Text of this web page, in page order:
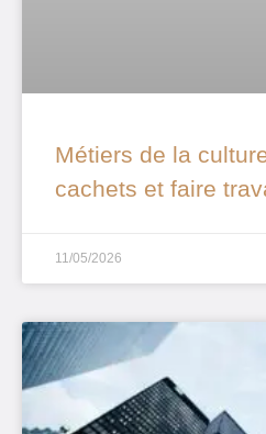
Métiers de la
cachets et faire
11/05/2026